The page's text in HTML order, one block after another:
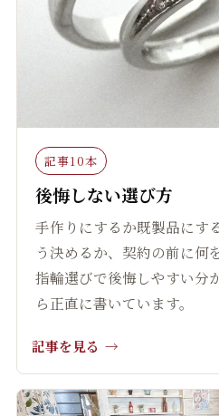
記事10本
後悔しない選び方
手作りにするか既製品にす
う決めるか、契約の前に何
指輪選びで後悔しやすい分
ら正直に書いています。
記事を見る